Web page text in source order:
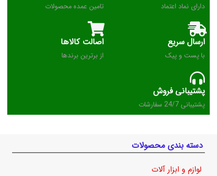
دارای نماد اعتماد تامین عمده محصولات
ارسال سریع
با پست و پیک
اصالت کالاها
از برترین برندها
پشتیبانی فروش
پشتیبانی 24/7 سفارشات
دسته بندی محصولات
لوازم و ابزار آلات